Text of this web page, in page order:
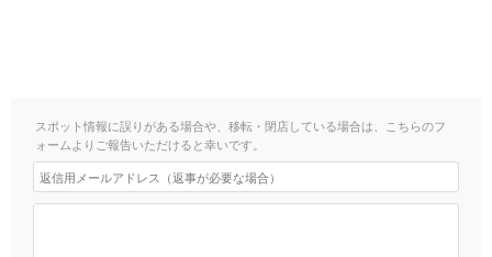
スポット情報に誤りがある場合や、移転・閉店している場合は、こちらのフ
ォームよりご報告いただけると幸いです。